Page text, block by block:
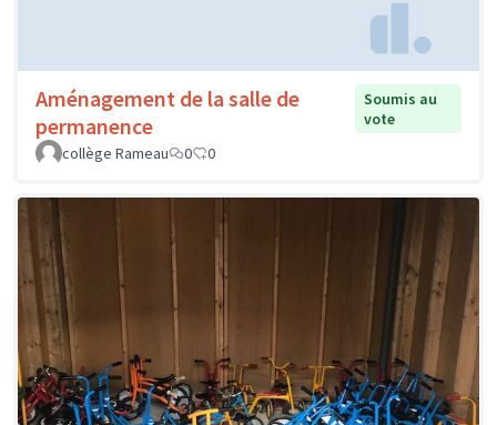
Aménagement de la salle de
permanence
Soumis au
vote
collège Rameau
0 0